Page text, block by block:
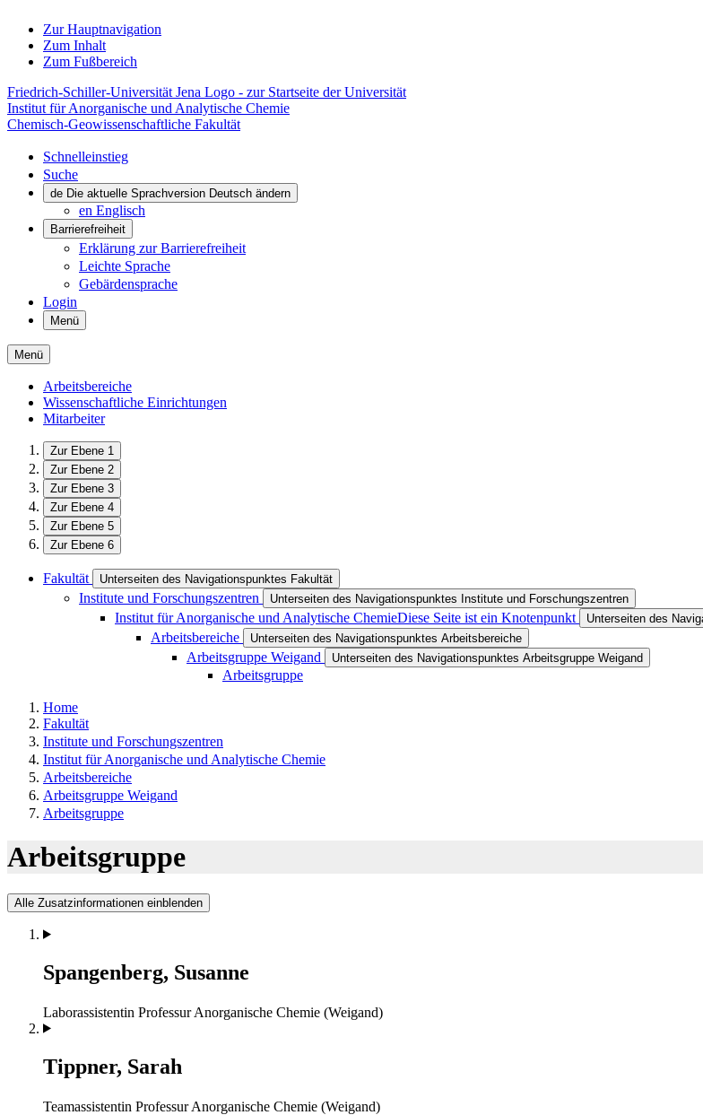
Zur Hauptnavigation
Zum Inhalt
Zum Fußbereich
Friedrich-Schiller-Universität Jena Logo - zur Startseite der Universität
Institut für Anorganische und Analytische Chemie
Chemisch-Geowissenschaftliche Fakultät
Schnelleinstieg
Suche
de Die aktuelle Sprachversion Deutsch ändern
en Englisch
Barrierefreiheit
Erklärung zur Barrierefreiheit
Leichte Sprache
Gebärdensprache
Login
Menü
Menü
Arbeitsbereiche
Wissenschaftliche Einrichtungen
Mitarbeiter
Zur Ebene 1
Zur Ebene 2
Zur Ebene 3
Zur Ebene 4
Zur Ebene 5
Zur Ebene 6
Fakultät Unterseiten des Navigationspunktes Fakultät
Institute und Forschungszentren Unterseiten des Navigationspunktes Institute und Forschungszentren
Institut für Anorganische und Analytische ChemieDiese Seite ist ein Knotenpunkt Unterseiten des
Arbeitsbereiche Unterseiten des Navigationspunktes Arbeitsbereiche
Arbeitsgruppe Weigand Unterseiten des Navigationspunktes Arbeitsgruppe Weigand
Arbeitsgruppe
Home
Fakultät
Institute und Forschungszentren
Institut für Anorganische und Analytische Chemie
Arbeitsbereiche
Arbeitsgruppe Weigand
Arbeitsgruppe
Arbeitsgruppe
Alle Zusatzinformationen einblenden
Spangenberg, Susanne
Laborassistentin Professur Anorganische Chemie (Weigand)
Tippner, Sarah
Teamassistentin Professur Anorganische Chemie (Weigand)